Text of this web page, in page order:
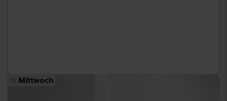
Mittwoch